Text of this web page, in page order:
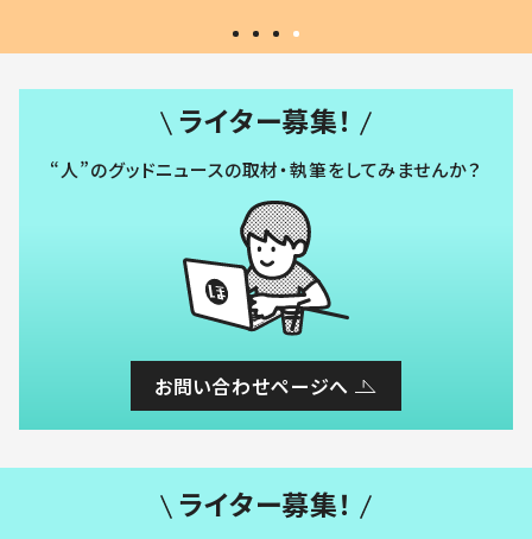
ライター募集！
“人”のグッドニュースの取材・執筆をしてみませんか？
お問い合わせページへ
ライター募集！